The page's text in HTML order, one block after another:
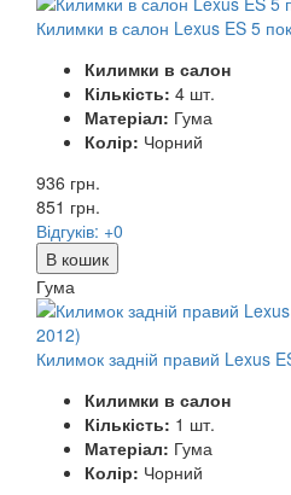
Килимки в салон Lexus ES 5
Килимки в салон
Кількість: 4 шт.
Матеріал: Гума
Колір: Чорний
936 грн.
851 грн.
Відгуків: +0
В кошик
Гума
Килимок задній правий Lexus
Килимки в салон
Кількість: 1 шт.
Матеріал: Гума
Колір: Чорний